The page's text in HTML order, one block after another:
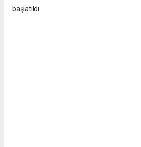
başlatıldı.